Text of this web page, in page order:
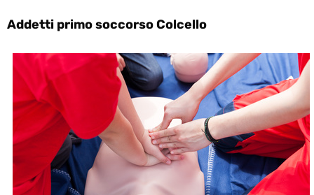
Addetti primo soccorso Colcello